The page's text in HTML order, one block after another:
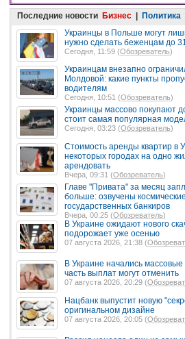
Последние новости Бизнес | Политика
Украинцы в Польше могут
нужно сделать беженцам до
Сегодня, 11:59 (Обозреватель)
Украинцам внезапно
Молдовой: какие пункты
водителям
Сегодня, 10:51 (Обозреватель)
Украинцы массово покупают
стоит самая популярная
Сегодня, 03:23 (Обозреватель)
Стоимость аренды квартир в
некоторых городах на одно
арендовать
Вчера, 09:31 (Обозреватель)
Главе "Привата" за месяц
больше: озвучены
государственных банкиров
Вчера, 00:25 (Обозреватель)
В Украине ожидают нового
подорожает уже осенью
07 августа 2026, 21:38 (
В Украине начались
часть выплат могут отменить
07 августа 2026, 20:29 (
Нацбанк выпустит новую
оригинальном дизайне
07 августа 2026, 20:05 (